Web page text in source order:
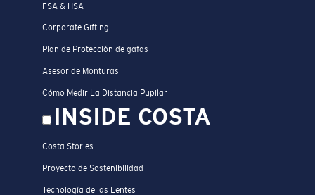
FSA & HSA
Corporate Gifting
Plan de Protección de gafas
Asesor de Monturas
Cómo Medir La Distancia Pupilar
INSIDE COSTA
Costa Stories
Proyecto de Sostenibilidad
Tecnología de las Lentes